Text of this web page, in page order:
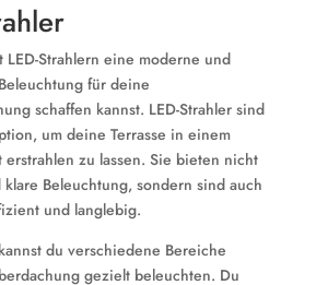
LED-Strahlern eine moderne und
für deine
schaffen kannst. LED-Strahler sind
um deine Terrasse in einem
zu lassen. Sie bieten nicht
Beleuchtung, sondern sind auch
und langlebig.
du verschiedene Bereiche
gezielt beleuchten. Du